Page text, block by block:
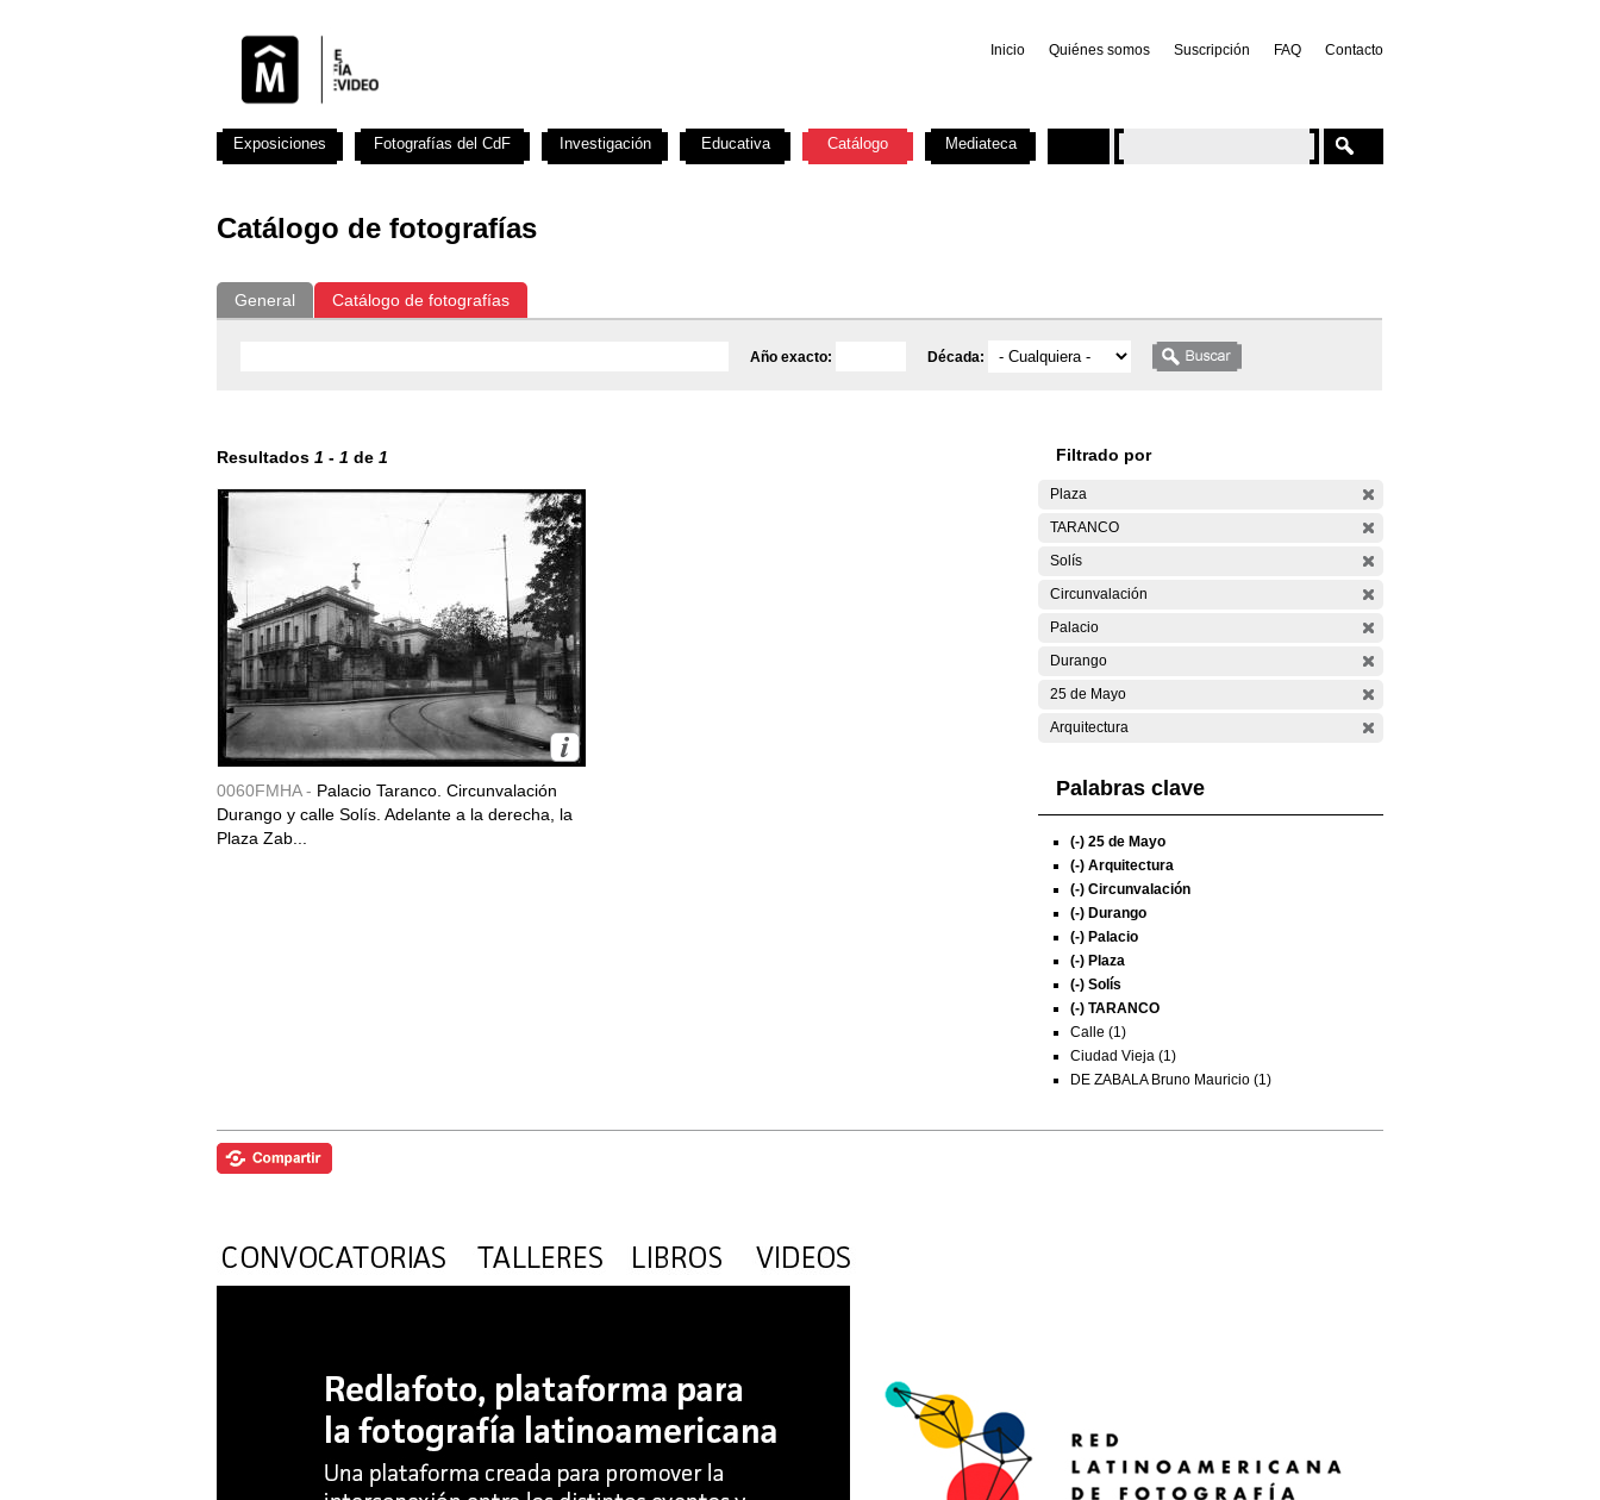
Inicio Quiénes somos Suscripción FAQ Contacto
Catálogo de fotografías
General Catálogo de fotografías
Año exacto: Década:
Resultados 1 - 1 de 1
0060FMHA - Palacio Taranco. Circunvalación
Durango y calle Solís. Adelante a la derecha, la
Plaza Zab...
Filtrado por
Plaza
TARANCO
Solís
Circunvalación
Palacio
Durango
25 de Mayo
Arquitectura
Palabras clave
(-) 25 de Mayo
(-) Arquitectura
(-) Circunvalación
(-) Durango
(-) Palacio
(-) Plaza
(-) Solís
(-) TARANCO
Calle (1)
Ciudad Vieja (1)
DE ZABALA Bruno Mauricio (1)
Exposiciones Fotografías del CdF Investigación Educativa Catálogo Mediateca